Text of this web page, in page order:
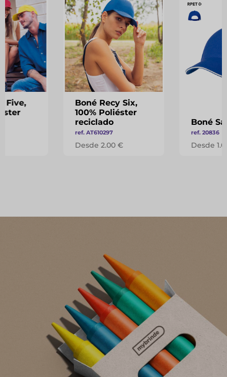
Five,
Boné Recy Six,
100% Poliéster
reciclado
ref. AT610297
Desde 2.00 €
Boné
ref. 20836
Desde